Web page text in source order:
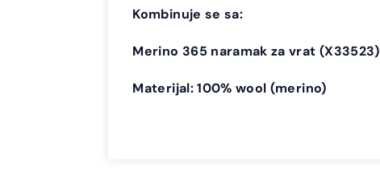
Kombinuje se sa:
Merino 365 naramak za vrat (X33523)
Materijal: 100% wool (merino)